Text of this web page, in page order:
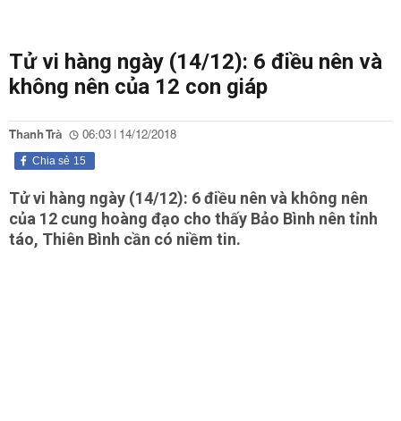
Tử vi hàng ngày (14/12): 6 điều nên và
không nên của 12 con giáp
Thanh Trà 06:03 | 14/12/2018
15
Chia sẻ
Tử vi hàng ngày (14/12): 6 điều nên và không nên
của 12 cung hoàng đạo cho thấy Bảo Bình nên tỉnh
táo, Thiên Bình cần có niềm tin.